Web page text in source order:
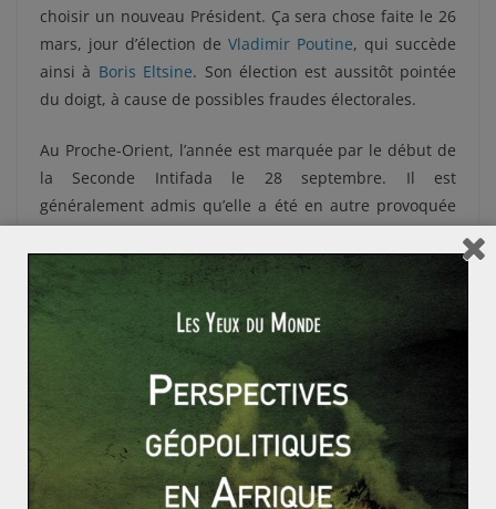
choisir un nouveau Président. Ça sera chose faite le 26
mars, jour d’élection de Vladimir Poutine, qui succède
ainsi à Boris Eltsine. Son élection est aussitôt pointée
du doigt, à cause de possibles fraudes électorales.
Au Proche-Orient, l’année est marquée par le début de
la Seconde Intifada le 28 septembre. Il est
généralement admis qu’elle a été en autre provoquée
par la visite d’Ariel Sharonsur l’Esplanade des
Mosquées. Sa venue aurait déclenchée des
affrontements entre des Palestiniens et des autorités
israéliennes. Ces violences, mais aussi l’action d’A.
Sharon, ont été condamnées par le Conseil de sécurité
des Nations Unies, au travers de la résolution 1322.
Après le fameux « bug de l’an 2000 » évité, les nouvelles
technologies feront encore couler beaucoup d’encre.
L’année est en effet marquée par l’apogée de la Bulle
spéculative Internet le 10 mars. Les bourses atteindront